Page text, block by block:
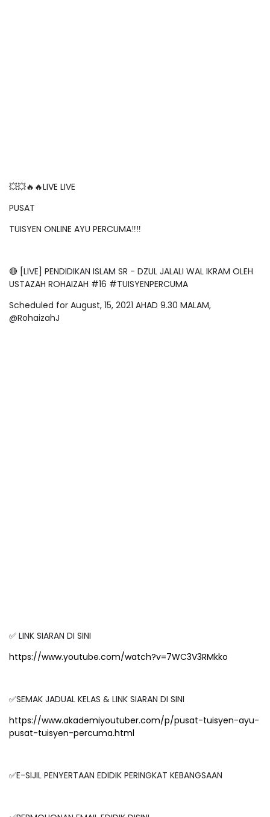
💥💥🔥🔥LIVE LIVE
PUSAT
TUISYEN ONLINE AYU PERCUMA‼️‼️
🔴 [LIVE] PENDIDIKAN ISLAM SR - DZUL JALALI WAL IKRAM OLEH
USTAZAH ROHAIZAH #16 #TUISYENPERCUMA
Scheduled for August, 15, 2021 AHAD 9.30 MALAM,
@RohaizahJ
✅ LINK SIARAN DI SINI
https://www.youtube.com/watch?v=7WC3V3RMkko
✅SEMAK JADUAL KELAS & LINK SIARAN DI SINI
https://www.akademiyoutuber.com/p/pusat-tuisyen-ayu-
pusat-tuisyen-percuma.html
✅E-SIJIL PENYERTAAN EDIDIK PERINGKAT KEBANGSAAN